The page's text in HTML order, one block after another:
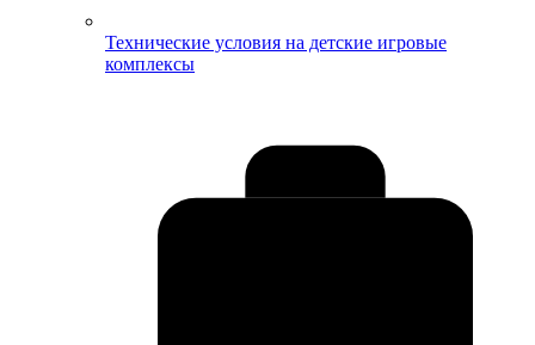
Технические условия на детские игровые
комплексы